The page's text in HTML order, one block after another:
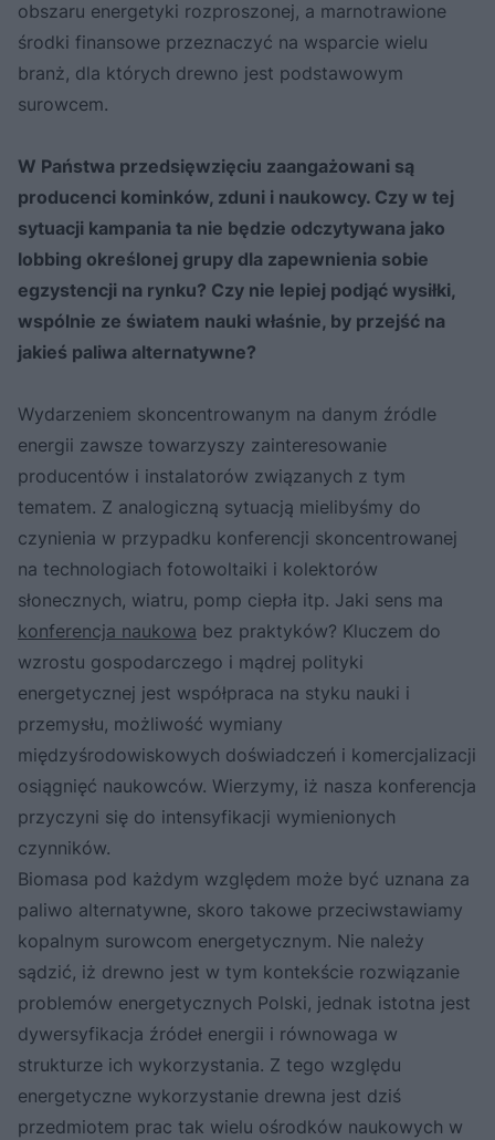
obszaru energetyki rozproszonej, a marnotrawione
środki finansowe przeznaczyć na wsparcie wielu
branż, dla których drewno jest podstawowym
surowcem.
W Państwa przedsięwzięciu zaangażowani są
producenci kominków, zduni i naukowcy. Czy w tej
sytuacji kampania ta nie będzie odczytywana jako
lobbing określonej grupy dla zapewnienia sobie
egzystencji na rynku? Czy nie lepiej podjąć wysiłki,
wspólnie ze światem nauki właśnie, by przejść na
jakieś paliwa alternatywne?
Wydarzeniem skoncentrowanym na danym źródle
energii zawsze towarzyszy zainteresowanie
producentów i instalatorów związanych z tym
tematem. Z analogiczną sytuacją mielibyśmy do
czynienia w przypadku konferencji skoncentrowanej
na technologiach fotowoltaiki i kolektorów
słonecznych, wiatru, pomp ciepła itp. Jaki sens ma
konferencja naukowa bez praktyków? Kluczem do
wzrostu gospodarczego i mądrej polityki
energetycznej jest współpraca na styku nauki i
przemysłu, możliwość wymiany
międzyśrodowiskowych doświadczeń i komercjalizacji
osiągnięć naukowców. Wierzymy, iż nasza konferencja
przyczyni się do intensyfikacji wymienionych
czynników.
Biomasa pod każdym względem może być uznana za
paliwo alternatywne, skoro takowe przeciwstawiamy
kopalnym surowcom energetycznym. Nie należy
sądzić, iż drewno jest w tym kontekście rozwiązanie
problemów energetycznych Polski, jednak istotna jest
dywersyfikacja źródeł energii i równowaga w
strukturze ich wykorzystania. Z tego względu
energetyczne wykorzystanie drewna jest dziś
przedmiotem prac tak wielu ośrodków naukowych w